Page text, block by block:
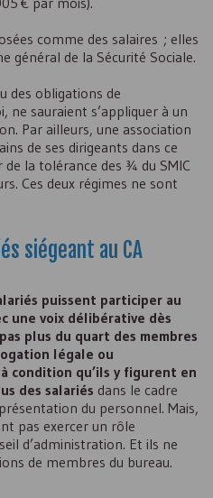
comme des salaires ; elles
général de la Sécurité Sociale.
des obligations de
ne sauraient s’appliquer à un
Par ailleurs, une association
de ses dirigeants dans ce
la tolérance des ¾ du SMIC
Ces deux régimes ne sont
siégeant au CA
puissent participer au
une voix délibérative dès
plus du quart des membres
légale ou
condition qu’ils y figurent en
des salariés dans le cadre
du personnel. Mais,
pas exercer un rôle
d’administration. Et ils ne
de membres du bureau.